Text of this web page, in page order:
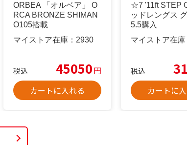
ORBEA 「オルベア」 O
RCA BRONZE SHIMAN
O105搭載
マイストア在庫： 2930
税込 45050円
カートに入れる
☆7 '11ft STEP
ッドレングス
5.5購入
マイストア在庫
税込
カートに